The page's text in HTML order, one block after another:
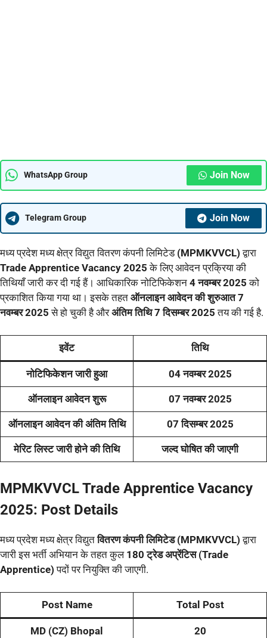
WhatsApp Group Join Now
Telegram Group Join Now
मध्य प्रदेश मध्य क्षेत्र विद्युत वितरण कंपनी लिमिटेड (MPMKVVCL)द्वारा
Trade Apprentice Vacancy 2025 के लिए आवेदन प्रक्रिया की
तिथियाँ जारी कर दी गई हैं। आधिकारिक नोटिफिकेशन 4 नवम्बर 2025 को
प्रकाशित किया गया था। इसके तहत ऑनलाइन आवेदन की शुरुआत 7
नवम्बर 2025 से हो चुकी है औरअंतिम तिथि 7 दिसम्बर 2025 तय की गई है.
इवेंट तिथि
नोटिफिकेशन जारी हुआ 04 नवम्बर 2025
ऑनलाइन आवेदन शुरू 07 नवम्बर 2025
ऑनलाइन आवेदन की अंतिम तिथि 07 दिसम्बर 2025
मेरिट लिस्ट जारी होने की तिथि जल्द घोषित की जाएगी
MPMKVVCL Trade Apprentice Vacancy
2025: Post Details
मध्य प्रदेश मध्य क्षेत्र विद्युतवितरण कंपनी लिमिटेड (MPMKVVCL)द्वारा
जारी इस भर्ती अभियान के तहत कुल 180 ट्रेड अप्रेंटिस (Trade
Apprentice) पदों पर नियुक्ति की जाएगी.
Post Name Total Post
MD (CZ) Bhopal 20